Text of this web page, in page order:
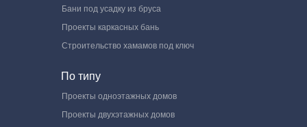
Бани под усадку из бруса
Проекты каркасных бань
Строительство хамамов под ключ
По типу
Проекты одноэтажных домов
Проекты двухэтажных домов